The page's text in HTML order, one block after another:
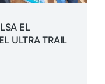
EL
ULTRA TRAIL